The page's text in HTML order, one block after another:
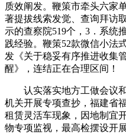
质效阐发。鞭策市牵头六家
著提拔线索发觉、查询拜访
示的查察院519个，3．系统
践经验。鞭策52款微信小法
发《关于稳妥有序推进收集
醒》，连结正在合理区间！
认实落实地方工做会议和
机关开展专项查抄，福建省
租赁灵活车现象，因地制宜
物专项监视，最高检摆设开